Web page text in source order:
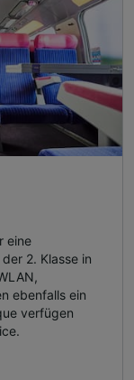
eine
2. Klasse in
ebenfalls ein
verfügen